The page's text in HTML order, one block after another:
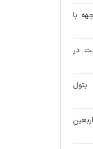
با
در
بتول